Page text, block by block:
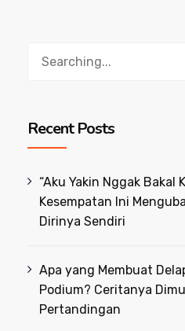
Recent Posts
“Aku Yakin Nggak Bakal
Kesempatan Ini
Dirinya Sendiri
Apa yang Membuat
Podium? Ceritanya
Pertandingan